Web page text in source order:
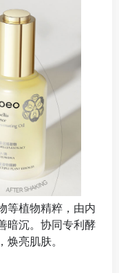
等植物精粹，由内
暗沉。协同专利酵
亮肌肤。